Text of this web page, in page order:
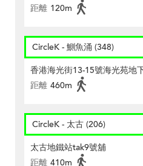
距離 120m
CircleK - 鰂魚涌 (348)
香港海光街13-15號海光苑地
距離 460m
CircleK - 太古 (206)
太古地鐵站tak9號舖
距離 410m